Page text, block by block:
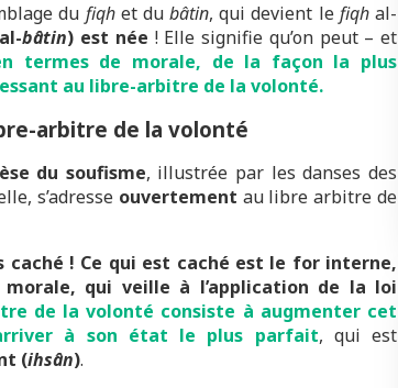
du fiqhet dubâtin, qui devient le fiqhal-
al-bâtin) est née ! Elle signifie qu’on peut – et
termes de morale, de la façon la plus
au libre-arbitre de la volonté.
arbitre de la volonté
du soufisme, illustrée par les danses des
s’adresse ouvertement au libre arbitre de
caché ! Ce qui est caché est le for interne,
qui veille à l’application de la loi
de la volonté consiste à augmenter cet
à son état le plus parfait, qui est
(ihsân).